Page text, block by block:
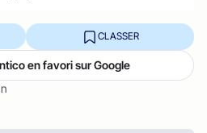
CLASSER
en favori sur Google